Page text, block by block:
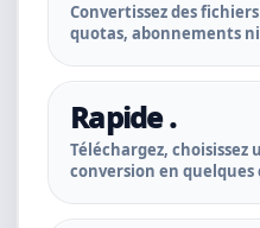
Convertissez des
quotas, abonnements
Rapide .
Téléchargez,
conversion en quelques